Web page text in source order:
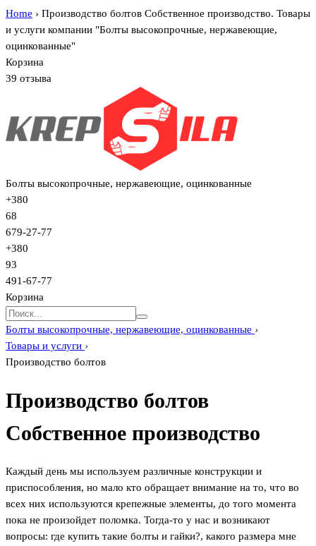
Home › Производство болтов Собственное производство. Товары
и услуги компании "Болты высокопрочные, нержавеющие,
оцинкованные"
Корзина
39 отзыва
Болты высокопрочные, нержавеющие, оцинкованные
+380
68
679-27-77
+380
93
491-67-77
Корзина
Болты высокопрочные, нержавеющие, оцинкованные ›
Товары и услуги ›
Производство болтов
Производство болтов
Собственное производство
Каждый день мы используем различные конструкции и
приспособления, но мало кто обращает внимание на то, что во
всех них используются крепежные элементы, до того момента
пока не произойдет поломка. Тогда-то у нас и возникают
вопросы: где купить такие болты и гайки?, какого размера мне